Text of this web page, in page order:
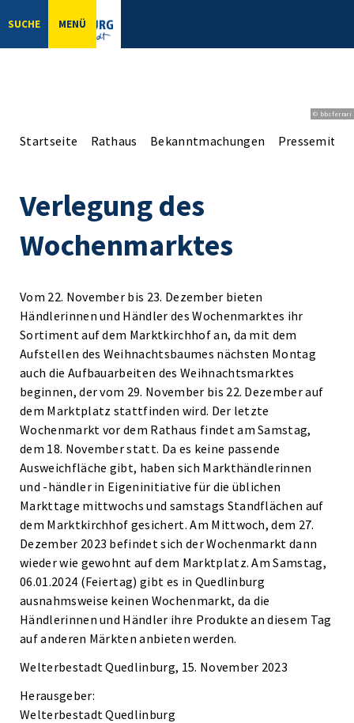
SUCHE MENÜ
© bbsferrari
Startseite Rathaus Bekanntmachungen
Verlegung des
Wochenmarktes
Vom 22. November bis 23. Dezember bieten
Händlerinnen und Händler des Wochenmarktes ihr
Sortiment auf dem Marktkirchhof an, da mit dem
Aufstellen des Weihnachtsbaumes nächsten Montag
auch die Aufbauarbeiten des Weihnachtsmarktes
beginnen, der vom 29. November bis 22. Dezember auf
dem Marktplatz stattfinden wird. Der letzte
Wochenmarkt vor dem Rathaus findet am Samstag,
dem 18. November statt. Da es keine passende
Ausweichfläche gibt, haben sich Markthändlerinnen
und -händler in Eigeninitiative für die üblichen
Markttage mittwochs und samstags Standflächen auf
dem Marktkirchhof gesichert. Am Mittwoch, dem 27.
Dezember 2023 befindet sich der Wochenmarkt dann
wieder wie gewohnt auf dem Marktplatz. Am Samstag,
06.01.2024 (Feiertag) gibt es in Quedlinburg
ausnahmsweise keinen Wochenmarkt, da die
Händlerinnen und Händler ihre Produkte an diesem Tag
auf anderen Märkten anbieten werden.
Welterbestadt Quedlinburg, 15. November 2023
Herausgeber:
Welterbestadt Quedlinburg